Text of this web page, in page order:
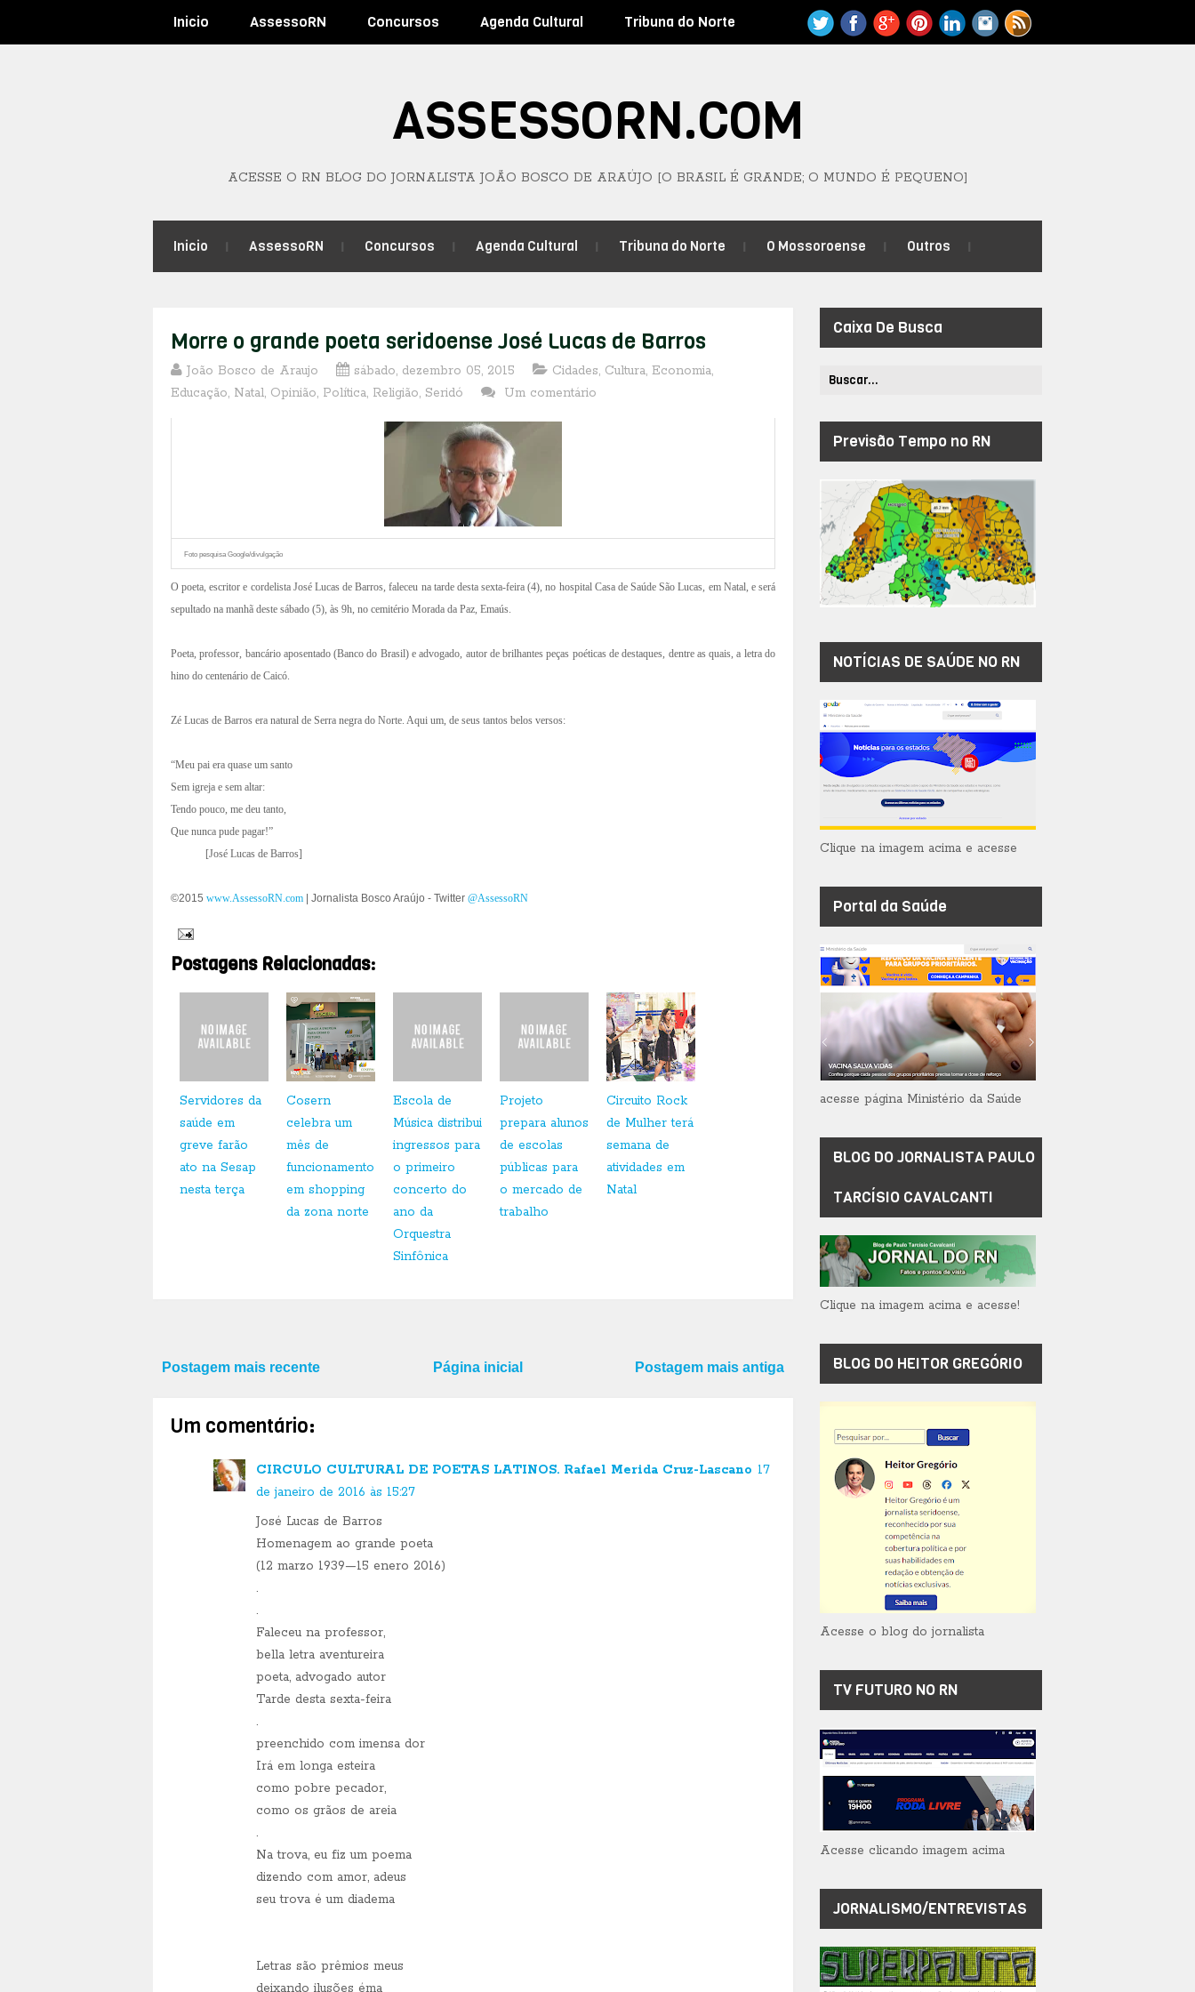
Inicio AssessoRN Concursos Agenda Cultural Tribuna do Norte
ASSESSORN.COM
ACESSE O RN BLOG DO JORNALISTA JOÃO BOSCO DE ARAÚJO [O BRASIL É GRANDE; O MUNDO É PEQUENO]
Inicio AssessoRN Concursos Agenda Cultural Tribuna do Norte O Mossoroense Outros
Morre o grande poeta seridoense José Lucas de Barros
João Bosco de Araujo sábado, dezembro 05, 2015 Cidades, Cultura, Economia,
Educação, Natal, Opinião, Política, Religião, Seridó Um comentário
Foto pesquisa Google/divulgação
O poeta, escritor e cordelista José Lucas de Barros, faleceu na tarde desta sexta-feira (4), no hospital Casa de Saúde São Lucas, em Natal, e será
sepultado na manhã deste sábado (5), às 9h, no cemitério Morada da Paz, Emaús.
Poeta, professor, bancário aposentado (Banco do Brasil) e advogado, autor de brilhantes peças poéticas de destaques, dentre as quais, a letra do
hino do centenário de Caicó.
Zé Lucas de Barros era natural de Serra negra do Norte. Aqui um, de seus tantos belos versos:
“Meu pai era quase um santo
Sem igreja e sem altar:
Tendo pouco, me deu tanto,
Que nunca pude pagar!”
[José Lucas de Barros]
©2015 www.AssessoRN.com Jornalista Bosco Araújo - Twitter @AssessoRN
Postagens Relacionadas:
Servidores da
saúde em
greve farão
ato na Sesap
nesta terça
Cosern
celebra um
mês de
funcionamento
em shopping
da zona norte
Escola de
Música distribui
ingressos para
o primeiro
concerto do
ano da
Orquestra
Sinfônica
Projeto
prepara alunos
de escolas
públicas para
o mercado de
trabalho
Circuito Rock
de Mulher terá
semana de
atividades em
Natal
Postagem mais recente Postagem mais antiga
Página inicial
Um comentário:
CIRCULO CULTURAL DE POETAS LATINOS. Rafael Merida Cruz-Lascano 17
de janeiro de 2016 às 15:27
José Lucas de Barros
Homenagem ao grande poeta
(12 marzo 1939—15 enero 2016)
.
.
Faleceu na professor,
bella letra aventureira
poeta, advogado autor
Tarde desta sexta-feira
.
preenchido com imensa dor
Irá em longa esteira
como pobre pecador,
como os grãos de areia
.
Na trova, eu fiz um poema
dizendo com amor, adeus
seu trova é um diadema
Letras são prêmios meus
deixando ilusões éma
Caixa De Busca
Previsão Tempo no RN
NOTÍCIAS DE SAÚDE NO RN
Clique na imagem acima e acesse
Portal da Saúde
acesse página Ministério da Saúde
BLOG DO JORNALISTA PAULO
TARCÍSIO CAVALCANTI
Clique na imagem acima e acesse!
BLOG DO HEITOR GREGÓRIO
Acesse o blog do jornalista
TV FUTURO NO RN
Acesse clicando imagem acima
JORNALISMO/ENTREVISTAS